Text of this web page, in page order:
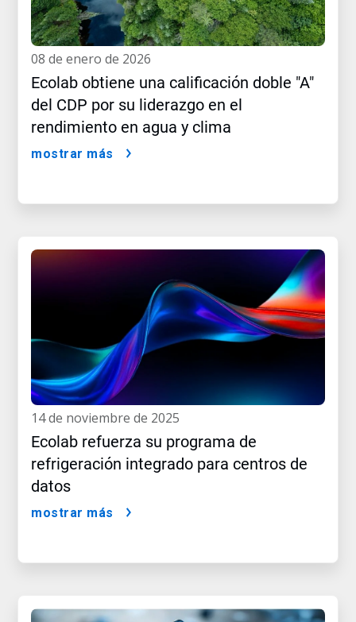
08 de enero de 2026
Ecolab obtiene una calificación doble "A"
del CDP por su liderazgo en el
rendimiento en agua y clima
mostrar más
14 de noviembre de 2025
Ecolab refuerza su programa de
refrigeración integrado para centros de
datos
mostrar más